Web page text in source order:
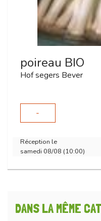
poireau BIO
Hof segers Bever
-
Réception le
samedi 08/08 (10:00)
DANS LA MÊME